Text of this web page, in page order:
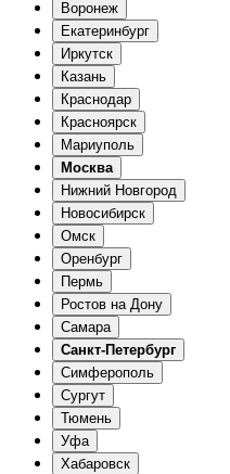
Воронеж
Екатеринбург
Иркутск
Казань
Краснодар
Красноярск
Мариуполь
Москва
Нижний Новгород
Новосибирск
Омск
Оренбург
Пермь
Ростов на Дону
Самара
Санкт-Петербург
Симферополь
Сургут
Тюмень
Уфа
Хабаровск